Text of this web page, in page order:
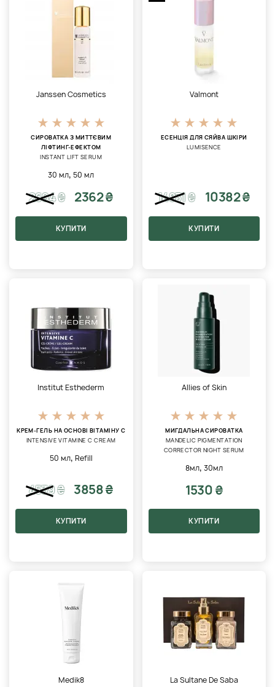
Janssen Cosmetics
СИРОВАТКА З МИТТЄВИМ
ЛІФТИНГ-ЕФЕКТОМ
INSTANT LIFT SERUM
30 мл, 50 мл
2694₴ 2362 ₴
КУПИТИ
Valmont
ЕСЕНЦІЯ ДЛЯ СЯЙВА ШКІРИ
LUMISENCE
14831₴ 10382 ₴
КУПИТИ
Institut Esthederm
КРЕМ-ГЕЛЬ НА ОСНОВІ ВІТАМІНУ С
INTENSIVE VITAMINE C CREAM
50 мл, Refill
4539₴ 3858 ₴
КУПИТИ
Allies of Skin
МИГДАЛЬНА СИРОВАТКА
MANDELIC PIGMENTATION
CORRECTOR NIGHT SERUM
8мл, 30мл
1530 ₴
КУПИТИ
Medik8 La Sultane De Saba